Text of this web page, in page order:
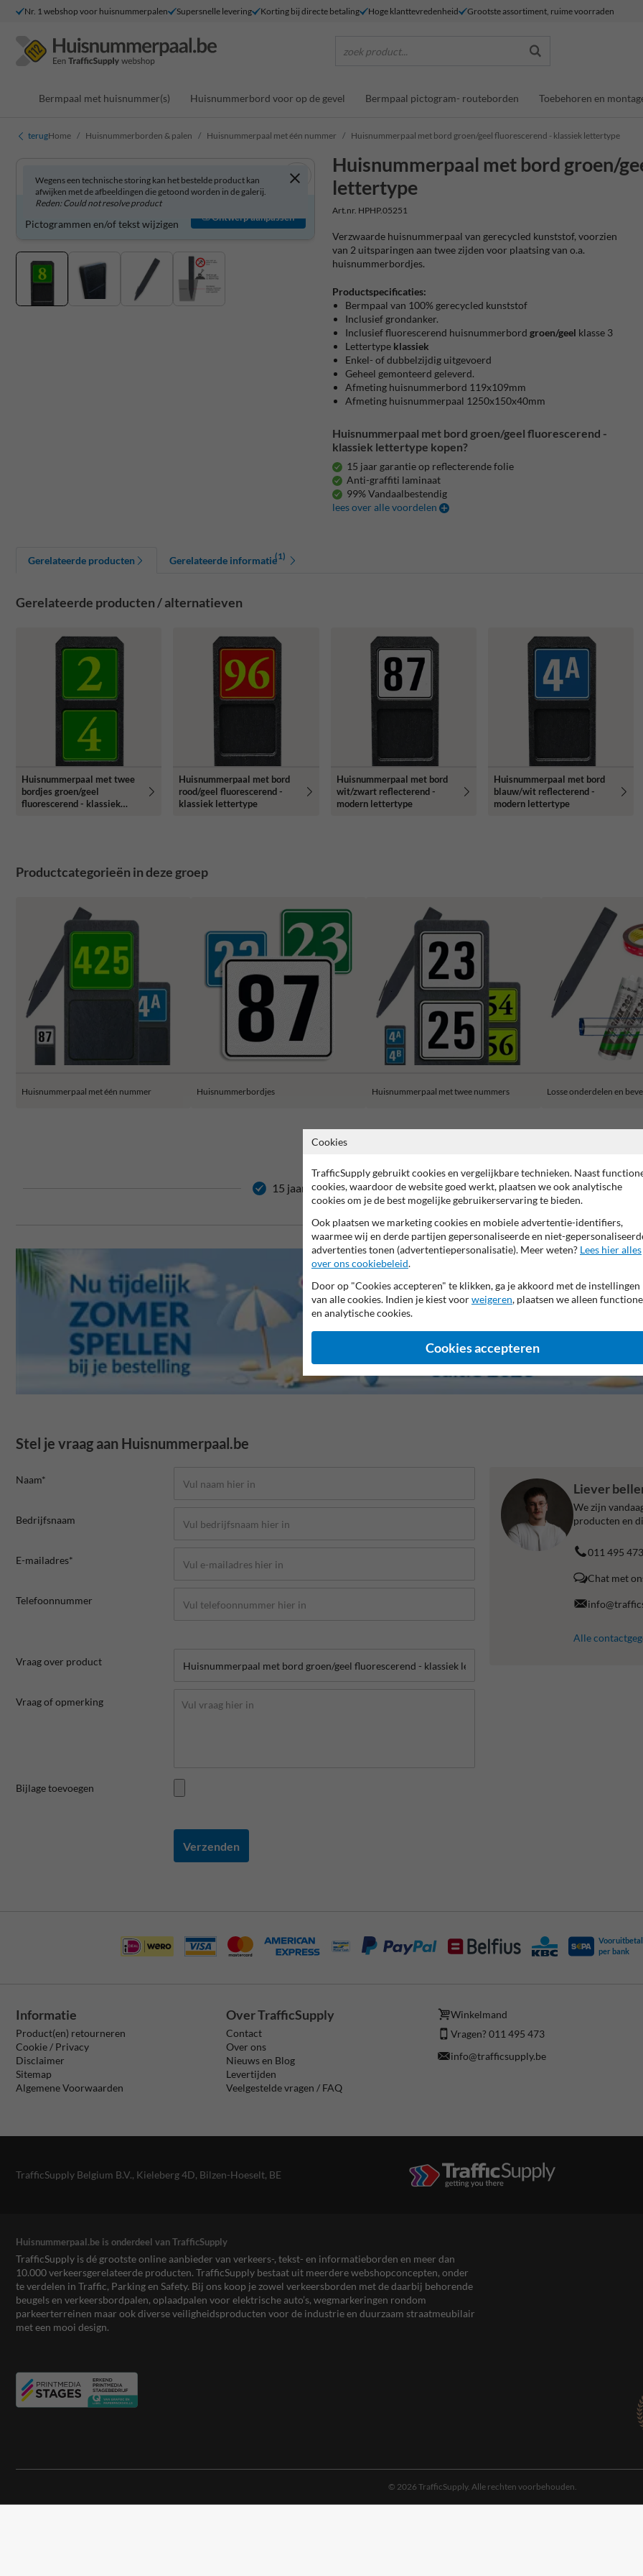
Nr. 1 webshop voor huisnummerpalen Supersnelle levering Korting bij directe betaling Hoge klanttevredenheid Grootste assortiment, ruime voorraden
zoek product...
Bermpaal met huisnummer(s) Huisnummerbord voor op de gevel Bermpaal pictogram- routeborden Toebehoren en
terugHome Huisnummerborden & palen Huisnummerpaal met één nummer Huisnummerpaal met bord groen/geel fluorescerend - klassiek lettertype
Huisnummerpaal met bord groen/
lettertype
Art.nr. HPHP.05251
Wegens een technische storing kan het bestelde product kan
afwijken met de afbeeldingen die getoond worden in de galerij.
Reden: Could not resolve product
Product zelf aanpassen?
Pictogrammen en/of tekst wijzigen
Ontwerp aanpassen
Verzwaarde huisnummerpaal van gerecycled kunststof, voorzien
van 2 uitsparingen aan twee zijden voor plaatsing van o.a.
huisnummerbordjes.
Productspecificaties:
Bermpaal van 100% gerecycled kunststof
Inclusief grondanker.
Inclusief fluorescerend huisnummerbordgroen/geel klasse 3
Lettertype klassiek
Enkel- of dubbelzijdig uitgevoerd
Geheel gemonteerd geleverd.
Afmeting huisnummerbord 119x109mm
Afmeting huisnummerpaal 1250x150x40mm
Huisnummerpaal met bord groen/geel fluorescerend -
klassiek lettertype kopen?
15 jaar garantie op reflecterende folie
Anti-graffiti laminaat
99% Vandaalbestendig
lees over alle voordelen
Gerelateerde producten Gerelateerde informatie(1)
Gerelateerde producten / alternatieven
Huisnummerpaal met twee
bordjes groen/geel
fluorescerend - klassiek
Huisnummerpaal met bord
rood/geel fluorescerend -
klassiek lettertype
Huisnummerpaal met bord
wit/zwart reflecterend -
modern lettertype
Huisnummerpaal met bord
blauw/wit reflecterend -
modern lettertype
Productcategorieën in deze groep
Huisnummerpaal met één nummer Huisnummerbordjes Huisnummerpaal met twee nummers Losse onderdelen en
15 jaar garantie op reflecterende folie Anti-graffiti laminaat 99%
Stel je vraag aan Huisnummerpaal.be
Naam*
Bedrijfsnaam
E-mailadres*
Telefoonnummer
Vraag over product
Vraag of opmerking
Bijlage toevoegen
Verzenden
Liever
We zijn
producten en
011 495 473
Chat met
Alle
per bank
Informatie
Product(en) retourneren
Cookie / Privacy
Disclaimer
Sitemap
Algemene Voorwaarden
Over TrafficSupply
Contact
Over ons
Nieuws en Blog
Levertijden
Veelgestelde vragen / FAQ
Winkelmand
Vragen? 011 495 473
info@trafficsupply.be
TrafficSupply Belgium B.V., Kieleberg 4D, Bilzen-Hoeselt, BE
Huisnummerpaal.be is onderdeel van TrafficSupply
TrafficSupply is dé grootste online aanbieder van verkeers-, tekst- en informatieborden en meer dan
10.000 verkeersgerelateerde producten. TrafficSupply bestaat uit meerdere webshopconcepten, onder
te verdelen in Traffic, Parking en Safety. Bij ons koop je zowel verkeersborden met de daarbij behorende
beugels en verkeersbordpalen, oplaadpalen voor elektrische auto’s, wegmarkeringen rondom
parkeerterreinen maar ook diverse veiligheidsproducten voor de industrie en duurzaam straatmeubilair
met een mooi design.
© 2026 TrafficSupply. Alle rechten voorbehouden.
Cookies
TrafficSupply gebruikt cookies en vergelijkbare technieken. Naast
cookies, waardoor de website goed werkt, plaatsen we ook analytische
cookies om je de best mogelijke gebruikerservaring te bieden.
Ook plaatsen we marketing cookies en mobiele advertentie-identifiers,
waarmee wij en derde partijen gepersonaliseerde en niet-
advertenties tonen (advertentiepersonalisatie). Meer weten? Lees hier alles
over ons cookiebeleid.
Door op "Cookies accepteren" te klikken, ga je akkoord met de instellingen
van alle cookies. Indien je kiest voorweigeren, plaatsen we alleen
en analytische cookies.
Cookies accepteren